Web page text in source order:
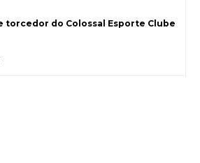
torcedor do Colossal Esporte Clube